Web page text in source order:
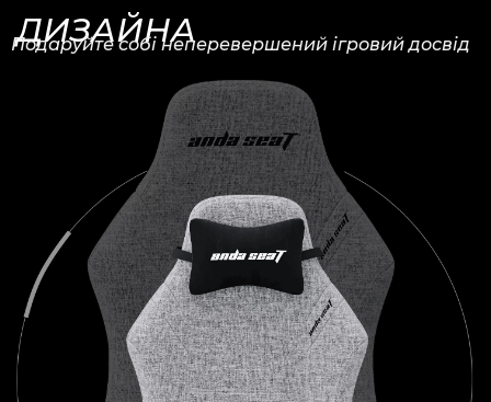
ДИЗАЙНА
Подаруйте собі неперевершений ігровий досвід